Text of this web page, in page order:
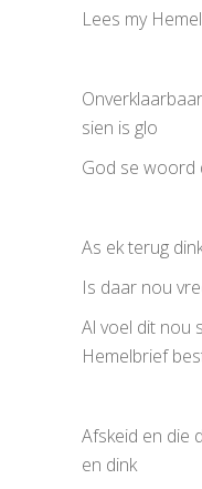
Lees my
sien is glo
God se woord
As ek terug
Is daar nou
Al voel dit nou
Hemelbrief
Afskeid en die
en dink